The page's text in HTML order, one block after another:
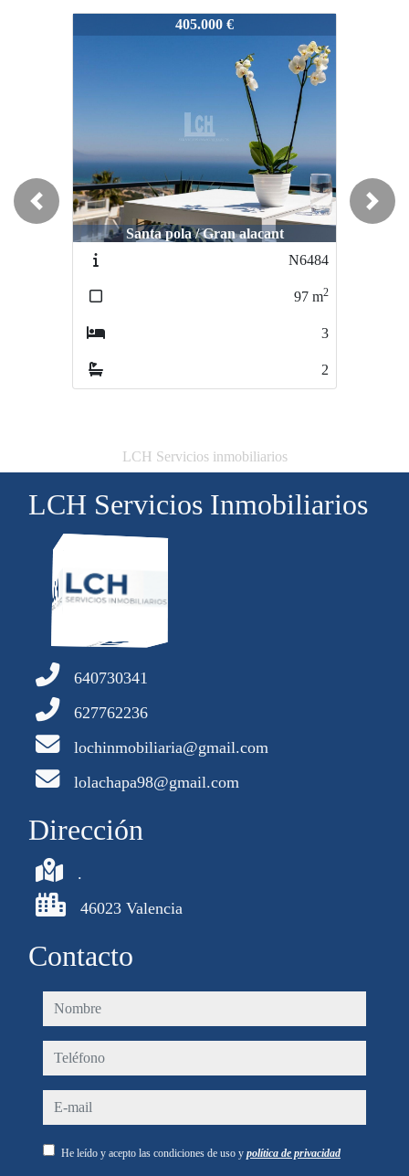
405.000 €
Santa pola / Gran alacant
N6484
550.000 €
Finestrat / Sierra cortina
Previous Next
LCH Servicios inmobiliarios
LCH Servicios Inmobiliarios
640730341
627762236
lochinmobiliaria@gmail.com
lolachapa98@gmail.com
Dirección
.
46023 Valencia
Contacto
nombre
teléfono
e-mail
He leído y acepto las condiciones de uso y política de privacidad